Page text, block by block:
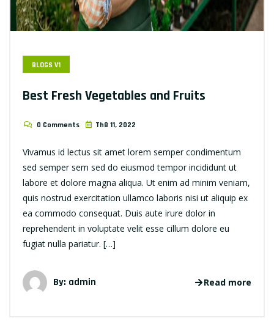
BLOGS V1
Best Fresh Vegetables and Fruits
0 Comments Th8 11, 2022
Vivamus id lectus sit amet lorem semper condimentum
sed semper sem sed do eiusmod tempor incididunt ut
labore et dolore magna aliqua. Ut enim ad minim veniam,
quis nostrud exercitation ullamco laboris nisi ut aliquip ex
ea commodo consequat. Duis aute irure dolor in
reprehenderit in voluptate velit esse cillum dolore eu
fugiat nulla pariatur. […]
By: admin Read more